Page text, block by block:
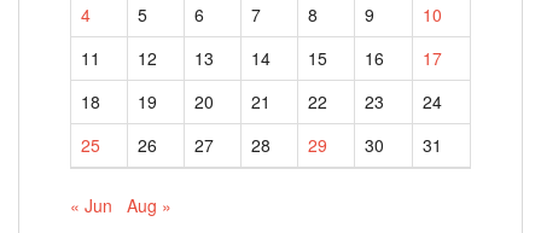
4
5 6 7 8 9
10
11
12 13 14 15 16
17
18
19 20 21 22 23
24
25
26 27 28 29 30 31
« Jun Aug »